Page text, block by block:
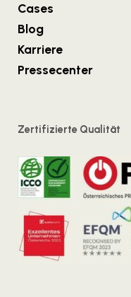
Cases
Blog
Karriere
Pressecenter
Zertifizierte Qualität